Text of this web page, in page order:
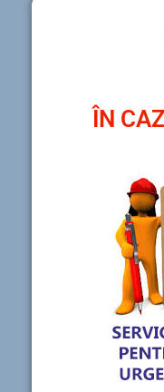
ÎN